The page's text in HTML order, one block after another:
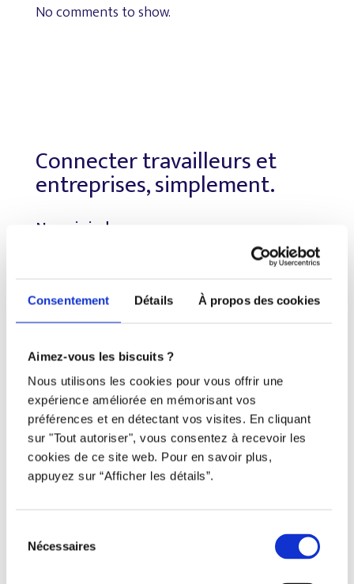
Consentement Détails À propos des cookies
Aimez-vous les biscuits ?
Nous utilisons les cookies pour vous offrir une
expérience améliorée en mémorisant vos
préférences et en détectant vos visites. En cliquant
sur "Tout autoriser", vous consentez à recevoir les
cookies de ce site web. Pour en savoir plus,
appuyez sur “Afficher les détails”.
Nécessaires
No comments to show.
Connecter travailleurs et
entreprises, simplement.
Nous joindre
438 802-3562
Email
info@djob.co
Liens utiles
S’inscrire
À propos
Restez à l’affût !